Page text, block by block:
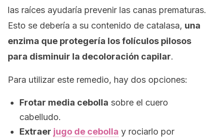
las raíces ayudaría prevenir las canas prematuras.
Esto se debería a su contenido de catalasa, una
enzima que protegería los folículos pilosos
para disminuir la decoloración capilar.
Para utilizar este remedio, hay dos opciones:
Frotar media cebolla sobre el cuero
cabelludo.
Extraer jugo de cebolla y rociarlo por